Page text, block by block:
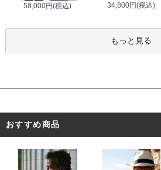
58,000円(税込) 34,800円(税込)
もっと見る
おすすめ商品